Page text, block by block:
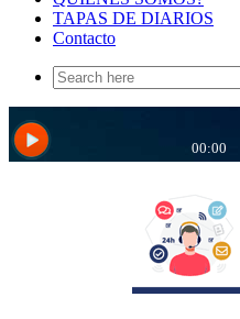
TAPAS DE DIARIOS
Contacto
Search
for: